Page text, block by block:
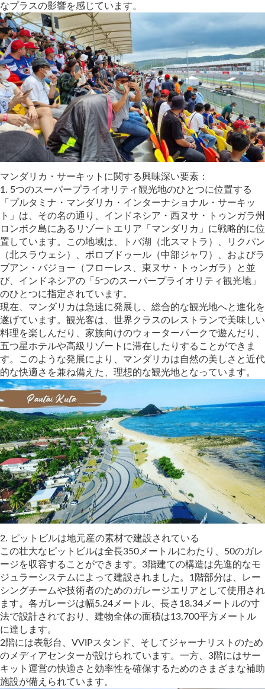
なプラスの影響を感じています。
マンダリカ・サーキットに関する興味深い要素：
1.⁠ ⁠5つのスーパープライオリティ観光地のひとつに位置する
「プルタミナ・マンダリカ・インターナショナル・サーキッ
ト」は、その名の通り、インドネシア・西ヌサ・トゥンガラ州
ロンボク島にあるリゾートエリア「マンダリカ」に戦略的に位
置しています。この地域は、トバ湖（北スマトラ）、リクパン
（北スラウェシ）、ボロブドゥール（中部ジャワ）、およびラ
ブアン・バジョー（フローレス、東ヌサ・トゥンガラ）と並
び、インドネシアの「5つのスーパープライオリティ観光地」
のひとつに指定されています。
現在、マンダリカは急速に発展し、総合的な観光地へと進化を
遂げています。観光客は、世界クラスのレストランで美味しい
料理を楽しんだり、家族向けのウォーターパークで遊んだり、
五つ星ホテルや高級リゾートに滞在したりすることができま
す。このような発展により、マンダリカは自然の美しさと近代
的な快適さを兼ね備えた、理想的な観光地となっています。
2.⁠ ⁠ピットビルは地元産の素材で建設されている
この壮大なピットビルは全長350メートルにわたり、50のガレ
ージを収容することができます。3階建ての構造は先進的なモ
ジュラーシステムによって建設されました。1階部分は、レー
シングチームや技術者のためのガレージエリアとして使用され
ます。各ガレージは幅5.24メートル、長さ18.34メートルの寸
法で設計されており、建物全体の面積は13,700平方メートル
に達します。
2階には表彰台、VVIPスタンド、そしてジャーナリストのため
のメディアセンターが設けられています。一方、3階にはサー
キット運営の快適さと効率性を確保するためのさまざまな補助
施設が備えられています。